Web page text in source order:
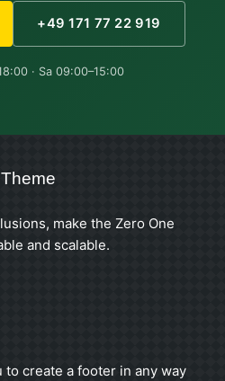
+49 171 77 22 919
· Sa 09:00–15:00
make the Zero One
and scalable.
create a footer in any way